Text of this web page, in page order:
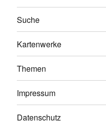
Suche
Kartenwerke
Themen
Impressum
Datenschutz